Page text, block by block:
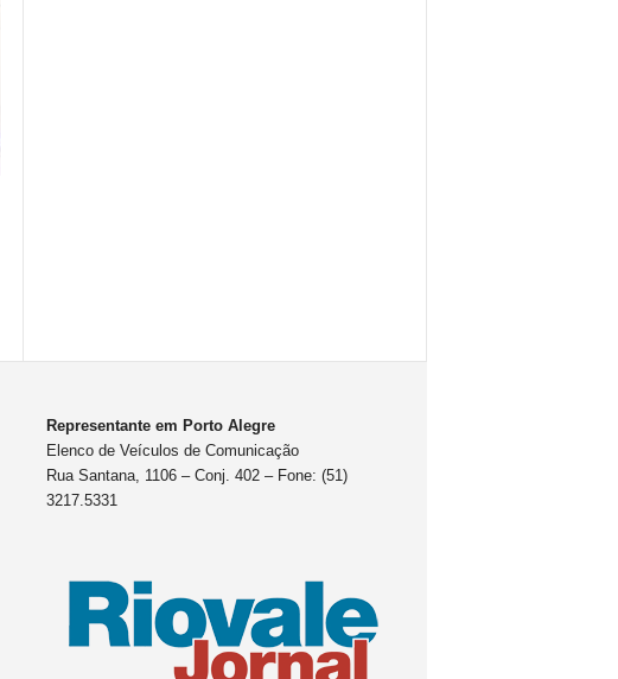
Representante em Porto Alegre
Elenco de Veículos de Comunicação
Rua Santana, 1106 – Conj. 402 – Fone: (51)
3217.5331